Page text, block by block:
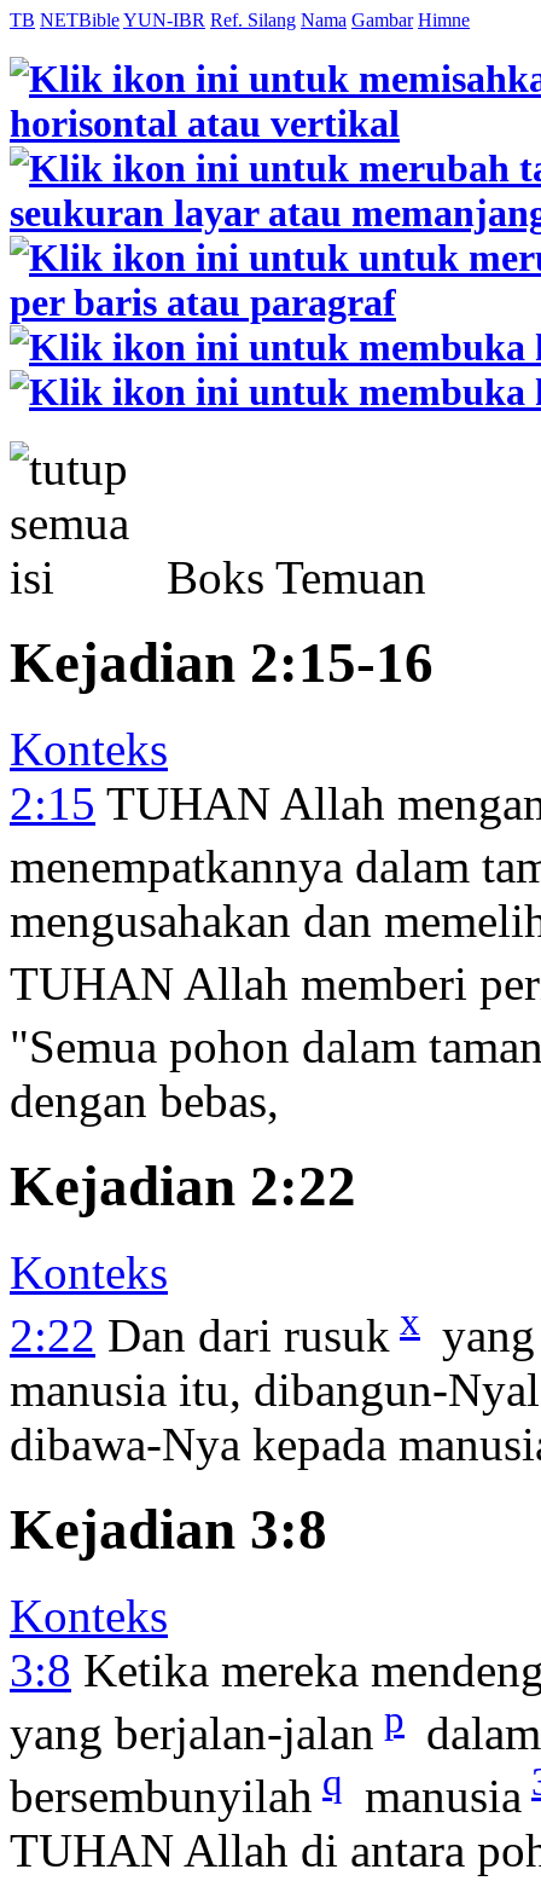
TB NETBibleYUN-IBR Ref. Silang Nama Gambar Himne
Boks Temuan
Kejadian 2:15-16
Konteks
2:15 TUHAN Allah
menempatkannya dalam
mengusahakan dan
TUHAN Allah memberi
"Semua pohon dalam
dengan bebas,
Kejadian 2:22
Konteks
2:22 Dan dari rusuk x
manusia itu, dibangun-
dibawa-Nya kepada
Kejadian 3:8
Konteks
3:8 Ketika mereka
yang berjalan-jalan p
bersembunyilah q manusia
TUHAN Allah di antara